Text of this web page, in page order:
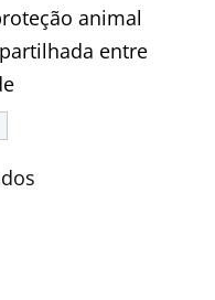
animal
entre